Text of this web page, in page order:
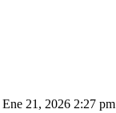
21, 2026 2:27 pm